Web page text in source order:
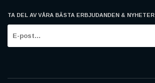
TA DEL AV VÅRA BÄSTA ERBJUDANDEN & NYHETER